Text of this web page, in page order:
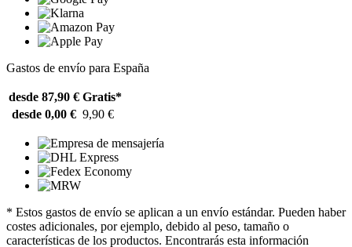
Gastos de envío para España
desde 87,90 € Gratis*
desde 0,00 € 9,90 €
* Estos gastos de envío se aplican a un envío estándar. Pueden haber
costes adicionales, por ejemplo, debido al peso, tamaño o
características de los productos. Encontrarás esta información